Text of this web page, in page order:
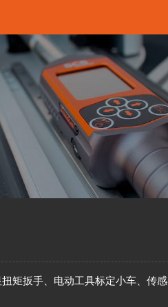
矩扳手、电动工具标定小车、传